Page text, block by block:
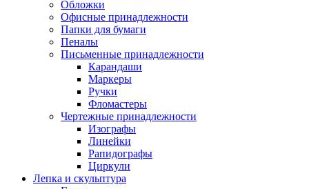
Обложки
Офисные принадлежности
Папки для бумаги
Пеналы
Письменные принадлежности
Карандаши
Маркеры
Ручки
Фломастеры
Чертежные принадлежности
Изографы
Линейки
Рапидографы
Циркули
Лепка и скульптура